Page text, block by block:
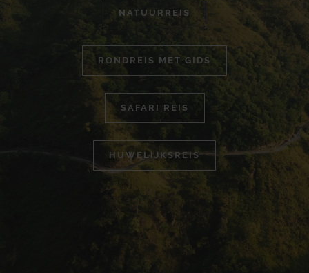
NATUURREIS
RONDREIS MET GIDS
SAFARI REIS
HUWELIJKSREIS